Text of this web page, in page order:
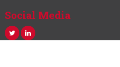
Social Media